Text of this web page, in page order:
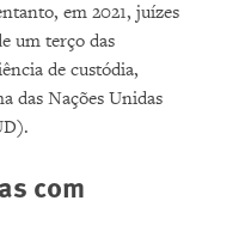
em 2021, juízes
um terço das
de custódia,
das Nações Unidas
com